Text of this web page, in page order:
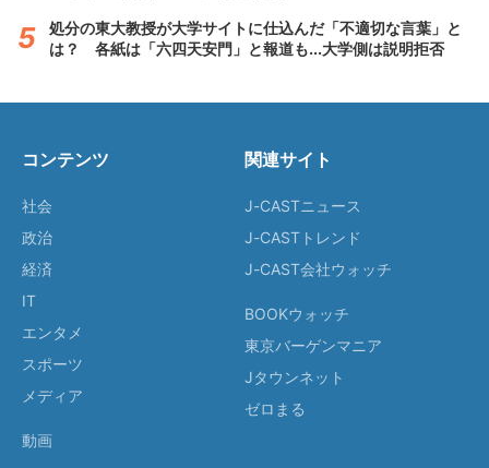
処分の東大教授が大学サイトに仕込んだ「不適切な言葉」と
は？ 各紙は「六四天安門」と報道も...大学側は説明拒否
コンテンツ
社会
政治
経済
IT
エンタメ
スポーツ
メディア
動画
関連サイト
J-CASTニュース
J-CASTトレンド
J-CAST会社ウォッチ
BOOKウォッチ
東京バーゲンマニア
Jタウンネット
ゼロまる